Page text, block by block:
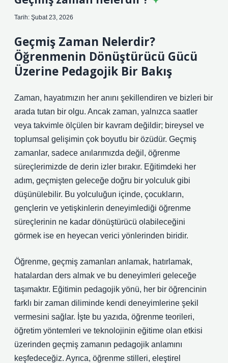
Tarih: Şubat 23, 2026
Geçmiş Zaman Nelerdir?
Öğrenmenin Dönüştürücü Gücü
Üzerine Pedagojik Bir Bakış
Zaman, hayatımızın her anını şekillendiren ve bizleri bir
arada tutan bir olgu. Ancak zaman, yalnızca saatler
veya takvimle ölçülen bir kavram değildir; bireysel ve
toplumsal gelişimin çok boyutlu bir özüdür. Geçmiş
zamanlar, sadece anılarımızda değil, öğrenme
süreçlerimizde de derin izler bırakır. Eğitimdeki her
adım, geçmişten geleceğe doğru bir yolculuk gibi
düşünülebilir. Bu yolculuğun içinde, çocukların,
gençlerin ve yetişkinlerin deneyimlediği öğrenme
süreçlerinin ne kadar dönüştürücü olabileceğini
görmek ise en heyecan verici yönlerinden biridir.
Öğrenme, geçmiş zamanları anlamak, hatırlamak,
hatalardan ders almak ve bu deneyimleri geleceğe
taşımaktır. Eğitimin pedagojik yönü, her bir öğrencinin
farklı bir zaman diliminde kendi deneyimlerine şekil
vermesini sağlar. İşte bu yazıda, öğrenme teorileri,
öğretim yöntemleri ve teknolojinin eğitime olan etkisi
üzerinden geçmiş zamanın pedagojik anlamını
keşfedeceğiz. Ayrıca, öğrenme stilleri, eleştirel